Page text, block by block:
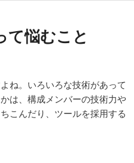
て悩むこと
ね。いろいろな技術があって
は、構成メンバーの技術力や
こんだり、ツールを採用する